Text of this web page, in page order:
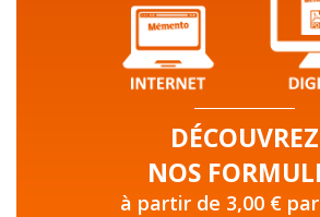
DÉCOUVREZ
NOS
à partir de 3,00 €